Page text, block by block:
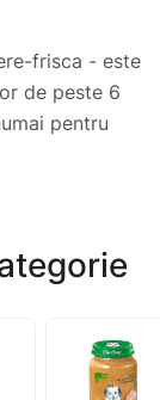
frisca - este
de peste 6
pentru
înaltă calitate
Omogenizat,